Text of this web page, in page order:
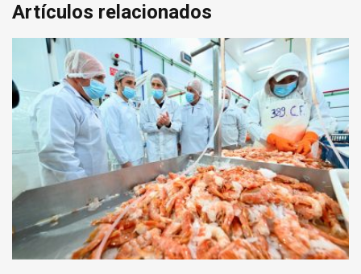
Artículos relacionados